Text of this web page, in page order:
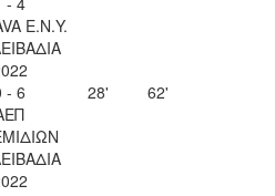
Ε.Ν.Y.
- 6
28' 62'